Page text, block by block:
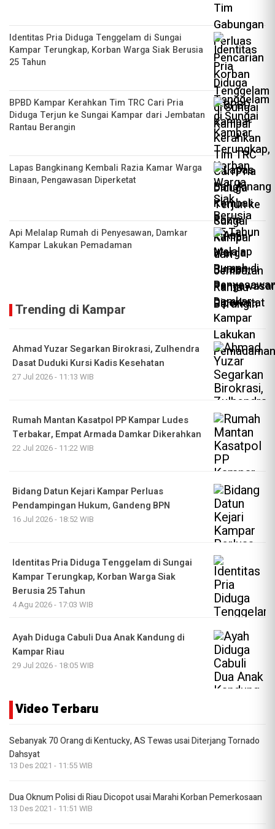
Identitas Pria Diduga Tenggelam di Sungai
Kampar Terungkap, Korban Warga Siak Berusia
25 Tahun
BPBD Kampar Kerahkan Tim TRC Cari Pria
Diduga Terjun ke Sungai Kampar dari Jembatan
Rantau Berangin
Lapas Bangkinang Kembali Razia Kamar Warga
Binaan, Pengawasan Diperketat
Api Melalap Rumah di Penyesawan, Damkar
Kampar Lakukan Pemadaman
Trending di Kampar
Ahmad Yuzar Segarkan Birokrasi, Zulhendra
Dasat Duduki Kursi Kadis Kesehatan
27 Jul 2026 - 11:13 WIB
Rumah Mantan Kasatpol PP Kampar Ludes
Terbakar, Empat Armada Damkar Dikerahkan
22 Jul 2026 - 11:22 WIB
Bidang Datun Kejari Kampar Perluas
Pendampingan Hukum, Gandeng BPN
16 Jul 2026 - 18:52 WIB
Identitas Pria Diduga Tenggelam di Sungai
Kampar Terungkap, Korban Warga Siak
Berusia 25 Tahun
4 Agu 2026 - 17:03 WIB
Ayah Diduga Cabuli Dua Anak Kandung di
Kampar Riau
29 Jul 2026 - 18:05 WIB
Video Terbaru
Sebanyak 70 Orang di Kentucky, AS Tewas usai Diterjang Tornado
Dahsyat
13 Des 2021 - 11:55 WIB
Dua Oknum Polisi di Riau Dicopot usai Marahi Korban Pemerkosaan
13 Des 2021 - 11:51 WIB